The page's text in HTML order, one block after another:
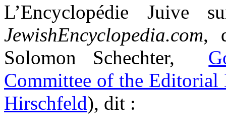
L’Encyclopédie Juive
JewishEncyclopedia.com,
Solomon Schechter,
Committee of the Editorial
Hirschfeld), dit :